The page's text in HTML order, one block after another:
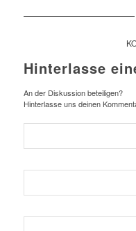
Hinterlasse
An der Diskussion beteiligen?
Hinterlasse uns deinen